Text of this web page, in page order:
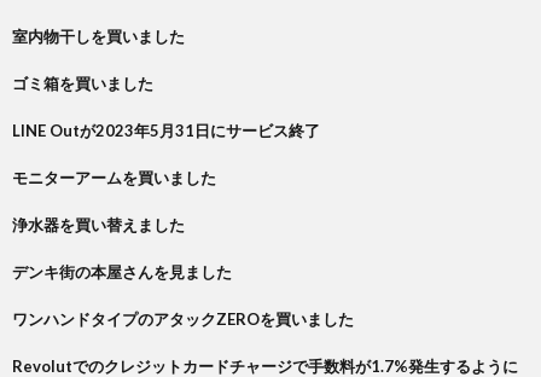
室内物干しを買いました
ゴミ箱を買いました
LINE Outが2023年5月31日にサービス終了
モニターアームを買いました
浄水器を買い替えました
デンキ街の本屋さんを見ました
ワンハンドタイプのアタックZEROを買いました
Revolutでのクレジットカードチャージで手数料が1.7%発生するように